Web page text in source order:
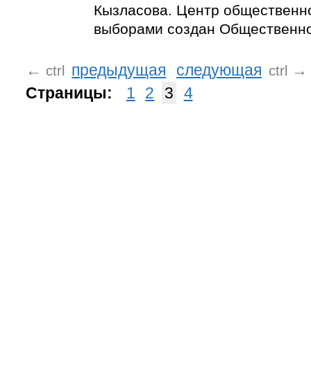
Кызласова. Центр
выборами создан
← ctrl предыдущая следующая ctrl
→
Страницы:
1 2 3 4